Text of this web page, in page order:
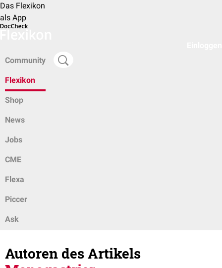
Das Flexikon
als App
Community
Flexikon
Shop
News
Jobs
CME
Flexa
Piccer
Ask
Autoren des Artikels